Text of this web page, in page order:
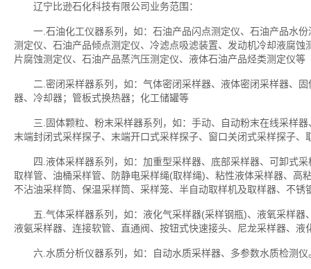
辽宁比逊石化科技有限公司业务范围：
一.石油化工仪器系列，如：石油产品闪点测定仪、石油产品水份
测定仪、石油产品倾点测定仪、冷滤点吸滤装置、发动机冷却液腐
片腐蚀测定仪、石油产品蒸汽压测定仪、液体石油产品烃类测定仪等
二.密闭采样器系列，如：气体密闭采样器、液体密闭采样器、固
器、冷却器；管板式换热器；化工储罐等
三.固体颗粒、粉末采样器系列，如：手动、自动粉末在线采样器
末端封闭式采样探子、末端开口式采样探子、窗口关闭式采样探子、
四.液体采样器系列，如：加重型采样器、底部采样器、可卸式采
取样管、油桶采样管、防静电采样绳(取样绳)、粘性液体采样器、
不沾油采样筒、保温采样筒、采样笼、半自动取样机及取样器、不
五.气体采样器系列，如：液化气采样器(采样钢瓶)、液氧采样器
液氨采样器、连接软管、直通阀、按钮式快速接头、尼龙采样器、液
六.水质分析仪器系列，如：自动水质采样器、多参数水质检测仪